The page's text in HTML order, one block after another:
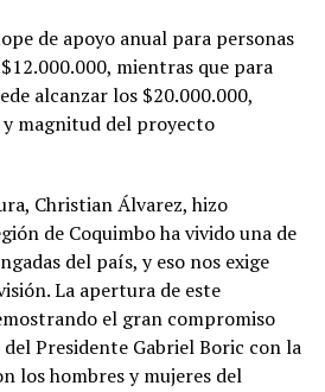
de apoyo anual para personas
mientras que para
alcanzar los $20.000.000,
magnitud del proyecto
Christian Álvarez, hizo
de Coquimbo ha vivido una de
del país, y eso nos exige
La apertura de este
el gran compromiso
Presidente Gabriel Boric con la
los hombres y mujeres del